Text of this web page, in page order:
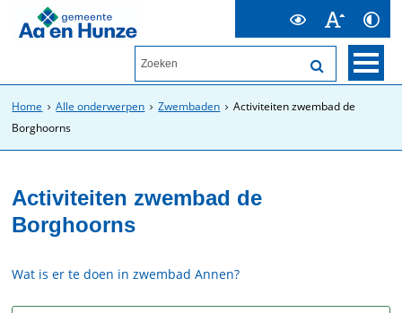
Home Alle onderwerpen Zwembaden
Activiteiten zwembad de
Borghoorns
Activiteiten zwembad de
Borghoorns
Wat is er te doen in zwembad Annen?